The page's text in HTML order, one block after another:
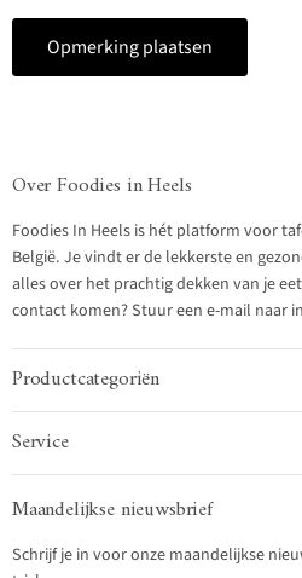
Opmerking plaatsen
Over Foodies in Heels
Foodies In Heels is hét platform voor
België. Je vindt er de lekkerste en
alles over het prachtig dekken van je
contact komen? Stuur een e-mail naar
Productcategoriën
Service
Maandelijkse nieuwsbrief
Schrijf je in voor onze maandelijkse